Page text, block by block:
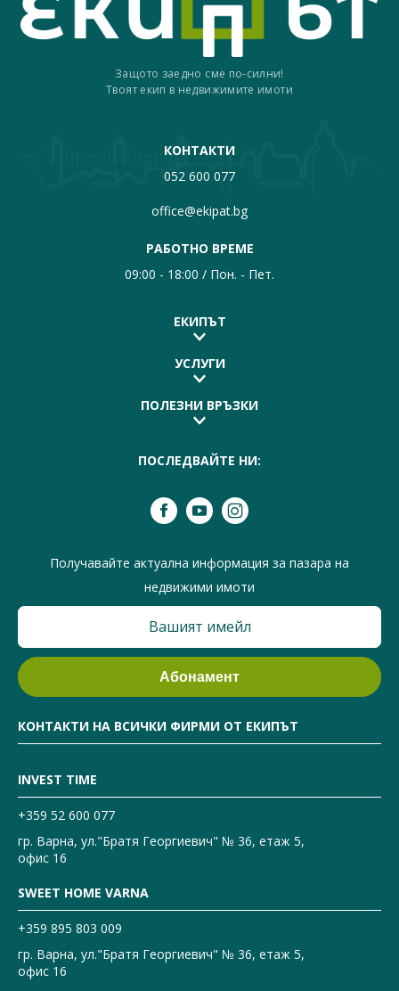
Защото заедно сме по-силни!
Твоят екип в недвижимите имоти
КОНТАКТИ
052 600 077
office@ekipat.bg
РАБОТНО ВРЕМЕ
09:00 - 18:00 / Пон. - Пет.
ЕКИПЪТ
УСЛУГИ
ПОЛЕЗНИ ВРЪЗКИ
ПОСЛЕДВАЙТЕ НИ:
Получавайте актуална информация за пазара на
недвижими имоти
КОНТАКТИ НА ВСИЧКИ ФИРМИ ОТ ЕКИПЪТ
INVEST TIME
+359 52 600 077
гр. Варна, ул."Братя Георгиевич" № 36, етаж 5,
офис 16
SWEET HOME VARNA
+359 895 803 009
гр. Варна, ул."Братя Георгиевич" № 36, етаж 5,
офис 16